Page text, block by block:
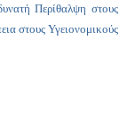
Περίθαλψη στους
στους Υγειονομικούς